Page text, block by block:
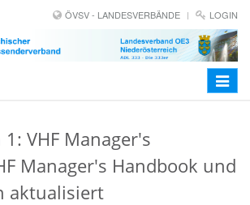
ÖVSV - LANDESVERBÄNDE LOGIN
Toggle
1: VHF Manager's
Manager's Handbook und
aktualisiert